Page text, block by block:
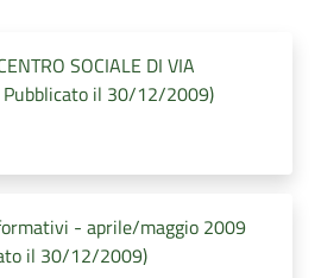
SOCIALE DI VIA
Pubblicato il 30/12/2009)
- aprile/maggio 2009
il 30/12/2009)